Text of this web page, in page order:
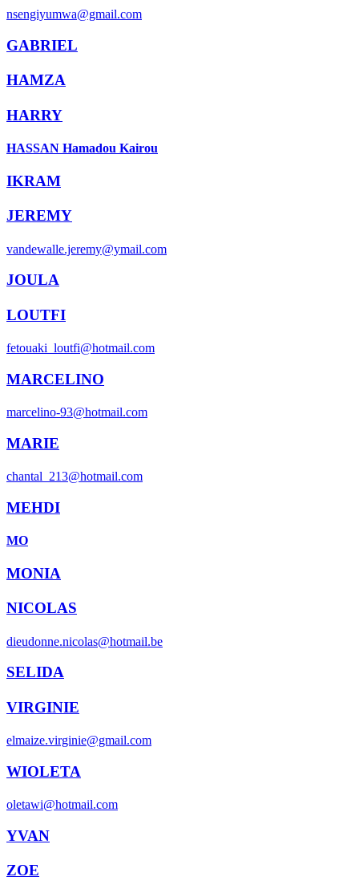
nsengiyumwa@gmail.com
GABRIEL
HAMZA
HARRY
HASSAN Hamadou Kairou
IKRAM
JEREMY
vandewalle.jeremy@ymail.com
JOULA
LOUTFI
fetouaki_loutfi@hotmail.com
MARCELINO
marcelino-93@hotmail.com
MARIE
chantal_213@hotmail.com
MEHDI
MO
MONIA
NICOLAS
dieudonne.nicolas@hotmail.be
SELIDA
VIRGINIE
elmaize.virginie@gmail.com
WIOLETA
oletawi@hotmail.com
YVAN
ZOE